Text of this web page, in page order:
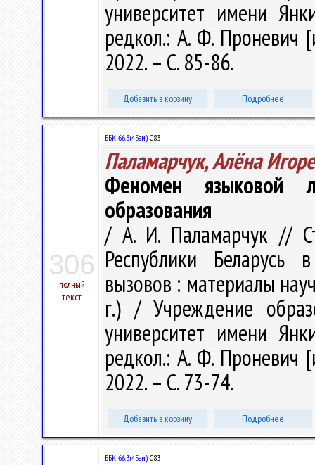
университет имени
редкол.: А. Ф. Проневич
2022. – С. 85-86.
Добавить в корзину Подробнее
306
полный
текст
ББК 66.3(4Беи) С83
Паламарчук, Алёна
Феномен языковой
образования
/ А. И. Паламарчук //
Республики Беларусь
вызовов : материалы
г.) / Учреждение
университет имени
редкол.: А. Ф. Проневич
2022. – С. 73-74.
Добавить в корзину Подробнее
ББК 66.3(4Беи) С83